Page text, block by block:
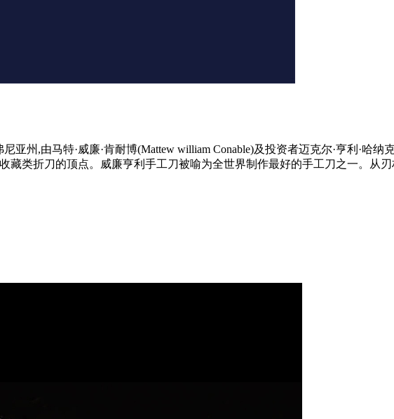
亚州,由马特·威廉·肯耐博(Mattew william Conable)及投资者迈克尔·亨利·哈
藏类折刀的顶点。威廉亨利手工刀被喻为全世界制作最好的手工刀之一。从